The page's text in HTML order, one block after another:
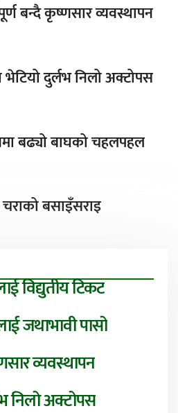
बन्दै कृष्णसार व्यवस्थापन
भेटियो दुर्लभ निलो अक्टोपस
बढ्यो बाघको चहलपहल
चराको बसाइँसराइ
विद्युतीय टिकट
जथाभावी पासो
व्यवस्थापन
निलो अक्टोपस